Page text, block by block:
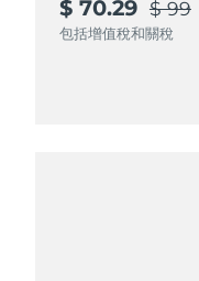
$ 70.29 $ 99
包括增值稅和關稅
$ 70.29 $ 99
包括增值稅和關稅
$ 70.29 $ 99
包括增值稅和關稅